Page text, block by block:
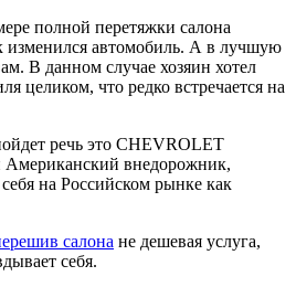
полной перетяжки салона
изменился автомобиль. А в лучшую
В данном случае хозяин хотел
целиком, что редко встречается на
речь это CHEVROLET
внедорожник,
на Российском рынке как
салона не дешевая услуга,
себя.